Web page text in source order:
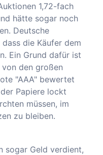
1,72-fach
hätte sogar noch
Deutsche
die Käufer dem
Ein Grund dafür ist
den großen
"AAA" bewertet
Papiere lockt
müssen, im
zu bleiben.
sogar Geld verdient,